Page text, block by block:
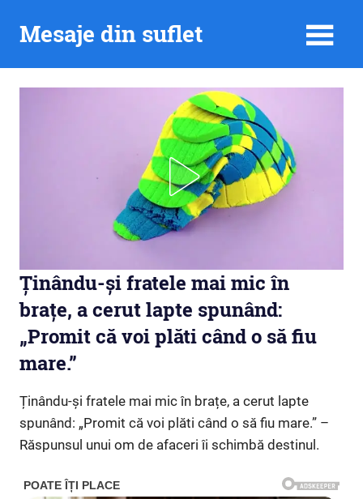
Mesaje din suflet
Ținându-și fratele mai mic în
brațe, a cerut lapte spunând:
„Promit că voi plăti când o să fiu
mare.”
Ținându-și fratele mai mic în brațe, a cerut lapte
spunând: „Promit că voi plăti când o să fiu mare.” –
Răspunsul unui om de afaceri îi schimbă destinul.